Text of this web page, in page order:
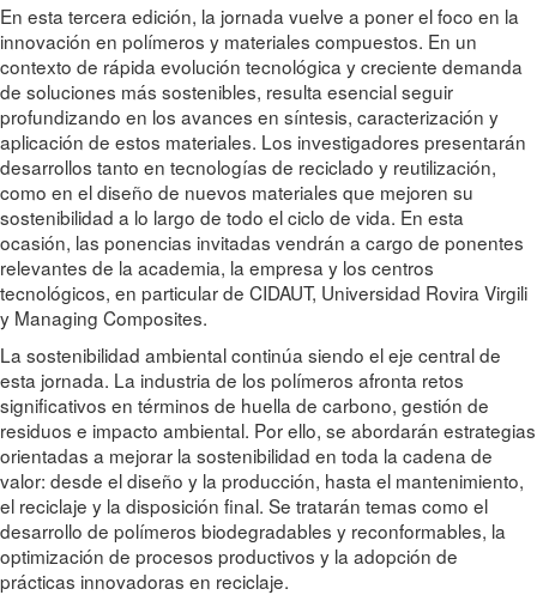
En esta tercera edición, la jornada vuelve a poner el foco en la
innovación en polímeros y materiales compuestos. En un
contexto de rápida evolución tecnológica y creciente demanda
de soluciones más sostenibles, resulta esencial seguir
profundizando en los avances en síntesis, caracterización y
aplicación de estos materiales. Los investigadores presentarán
desarrollos tanto en tecnologías de reciclado y reutilización,
como en el diseño de nuevos materiales que mejoren su
sostenibilidad a lo largo de todo el ciclo de vida. En esta
ocasión, las ponencias invitadas vendrán a cargo de ponentes
relevantes de la academia, la empresa y los centros
tecnológicos, en particular de CIDAUT, Universidad Rovira Virgili
y Managing Composites.
La sostenibilidad ambiental continúa siendo el eje central de
esta jornada. La industria de los polímeros afronta retos
significativos en términos de huella de carbono, gestión de
residuos e impacto ambiental. Por ello, se abordarán estrategias
orientadas a mejorar la sostenibilidad en toda la cadena de
valor: desde el diseño y la producción, hasta el mantenimiento,
el reciclaje y la disposición final. Se tratarán temas como el
desarrollo de polímeros biodegradables y reconformables, la
optimización de procesos productivos y la adopción de
prácticas innovadoras en reciclaje.